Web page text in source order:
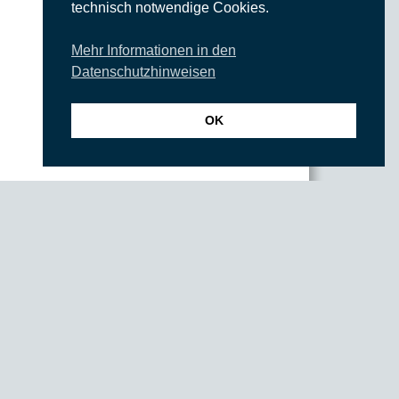
technisch notwendige Cookies.
Mehr Informationen in den
Datenschutzhinweisen
OK